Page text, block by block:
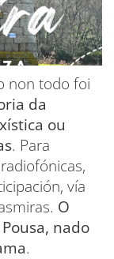
non todo foi
da
ou
. Para
vía
O
nado
.